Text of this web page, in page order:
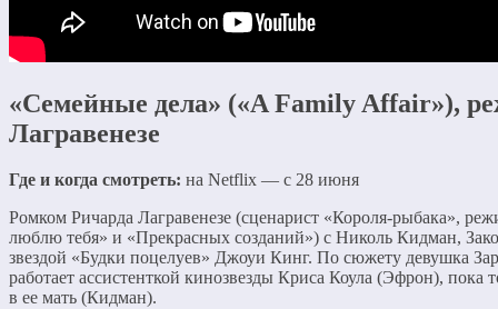
«Семейные дела» («A Family Affair»),
Лагравенезе
Где и когда смотреть: на Netflix — с 28 июня
Ромком Ричарда Лагравенезе (сценарист «Короля-рыбака»,
люблю тебя» и «Прекрасных созданий») с Николь Кидман,
звездой «Будки поцелуев» Джоуи Кинг. По сюжету девушка
работает ассистенткой кинозвезды Криса Коула (Эфрон), пока
в ее мать (Кидман).